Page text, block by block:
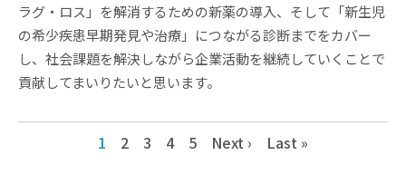
ラグ・ロス」を解消するための新薬の導入、そして「新生児
の希少疾患早期発見や治療」につながる診断までをカバー
し、社会課題を解決しながら企業活動を継続していくことで
貢献してまいりたいと思います。
1 2 3 4 5 Next › Last »